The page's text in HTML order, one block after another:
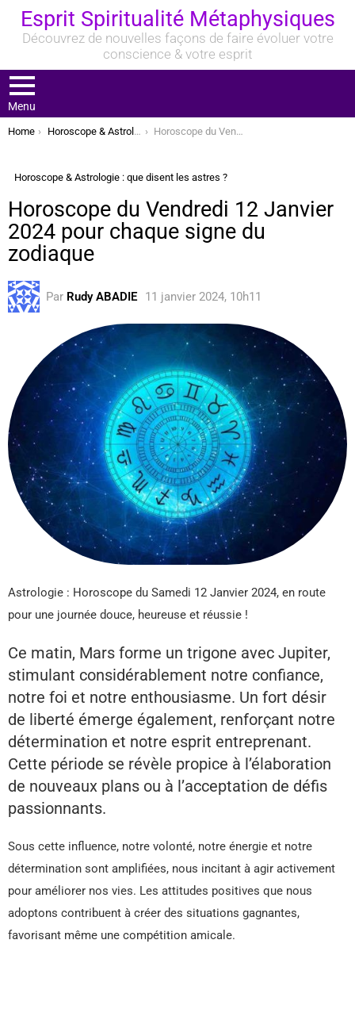
Esprit Spiritualité Métaphysiques
Découvrez de nouvelles façons de faire évoluer votre
conscience & votre esprit
Menu
You are here:
Home Horoscope & Astrologie : que disent les astres ? Horoscope du Vendredi 12 Janvier 2024 pour chaque signe du zodiaque
Horoscope & Astrologie : que disent les astres ?
Horoscope du Vendredi 12 Janvier
2024 pour chaque signe du
zodiaque
Par Rudy ABADIE 11 janvier 2024, 10h11
Astrologie : Horoscope du Samedi 12 Janvier 2024, en route
pour une journée douce, heureuse et réussie !
Ce matin, Mars forme un trigone avec Jupiter,
stimulant considérablement notre confiance,
notre foi et notre enthousiasme. Un fort désir
de liberté émerge également, renforçant notre
détermination et notre esprit entreprenant.
Cette période se révèle propice à l’élaboration
de nouveaux plans ou à l’acceptation de défis
passionnants.
Sous cette influence, notre volonté, notre énergie et notre
détermination sont amplifiées, nous incitant à agir activement
pour améliorer nos vies. Les attitudes positives que nous
adoptons contribuent à créer des situations gagnantes,
favorisant même une compétition amicale.